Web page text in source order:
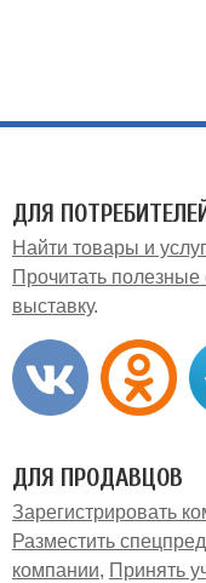
ДЛЯ
Найти товары и
Прочитать полезные
выставку
ДЛЯ ПРОДАВЦОВ
Зарегистрировать
Разместить
компании
Принять